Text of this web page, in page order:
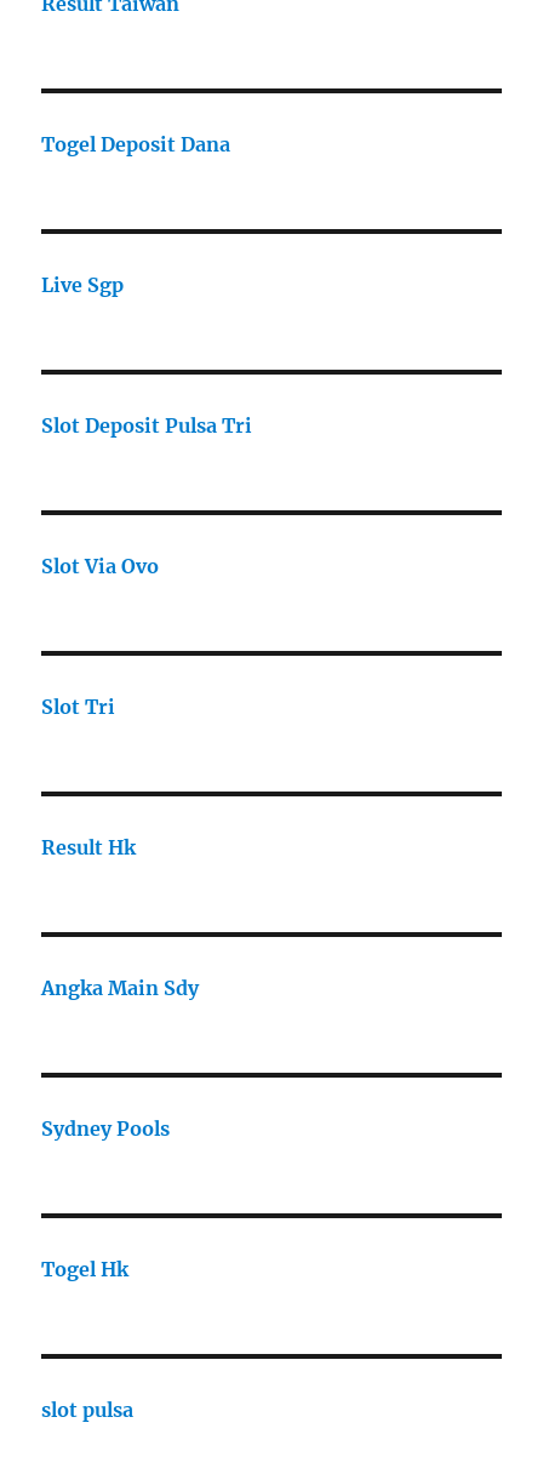
Togel Deposit Dana
Live Sgp
Slot Deposit Pulsa Tri
Slot Via Ovo
Slot Tri
Result Hk
Angka Main Sdy
Sydney Pools
Togel Hk
slot pulsa